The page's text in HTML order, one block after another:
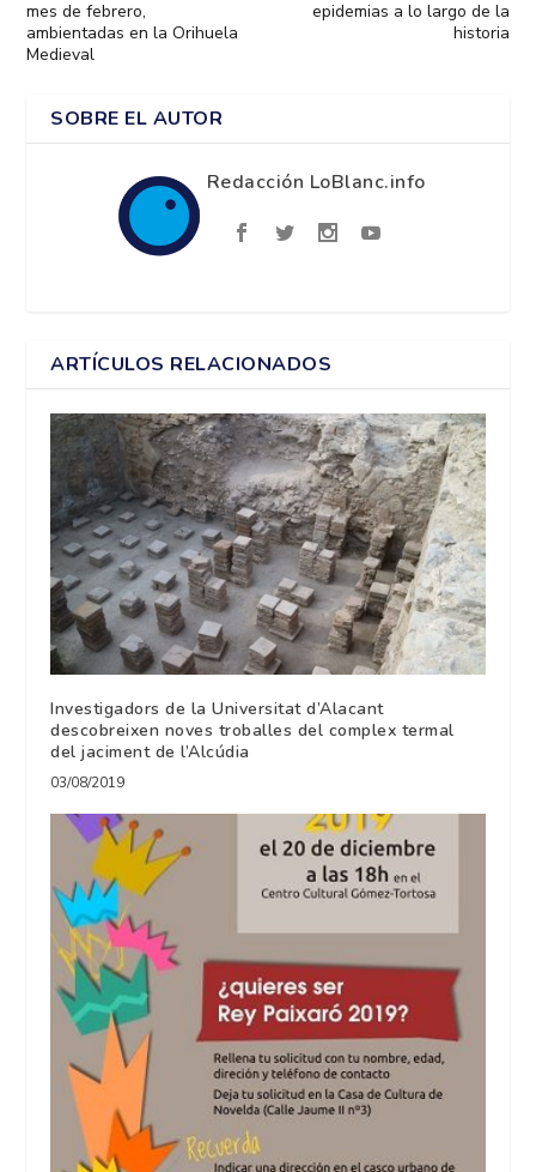
mes de febrero,
ambientadas en la Orihuela
Medieval
epidemias a lo largo de la
historia
SOBRE EL AUTOR
Redacción LoBlanc.info
ARTÍCULOS RELACIONADOS
Investigadors de la Universitat d’Alacant
descobreixen noves troballes del complex termal
del jaciment de l’Alcúdia
03/08/2019